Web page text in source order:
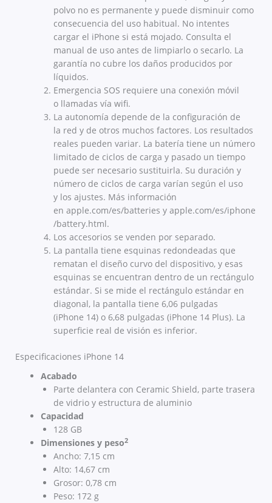
polvo no es permanente y puede disminuir como
consecuencia del uso habitual. No intentes
cargar el iPhone si está mojado. Consulta el
manual de uso antes de limpiarlo o secarlo. La
garantía no cubre los daños producidos por
líquidos.
Emergencia SOS requiere una conexión móvil
o llamadas vía wifi.
La autonomía depende de la configuración de
la red y de otros muchos factores. Los resultados
reales pueden variar. La batería tiene un número
limitado de ciclos de carga y pasado un tiempo
puede ser necesario sustituirla. Su duración y
número de ciclos de carga varían según el uso
y los ajustes. Más información
en apple.com/es/batteries y apple.com/es/iphone
/battery.html.
Los accesorios se venden por separado.
La pantalla tiene esquinas redondeadas que
rematan el diseño curvo del dispositivo, y esas
esquinas se encuentran dentro de un rectángulo
estándar. Si se mide el rectángulo estándar en
diagonal, la pantalla tiene 6,06 pulgadas
(iPhone 14) o 6,68 pulgadas (iPhone 14 Plus). La
superficie real de visión es inferior.
Especificaciones iPhone 14
Acabado
Parte delantera con Ceramic Shield, parte trasera
de vidrio y estructura de aluminio
Capacidad
128 GB
Dimensiones y peso2
Ancho: 7,15 cm
Alto: 14,67 cm
Grosor: 0,78 cm
Peso: 172 g